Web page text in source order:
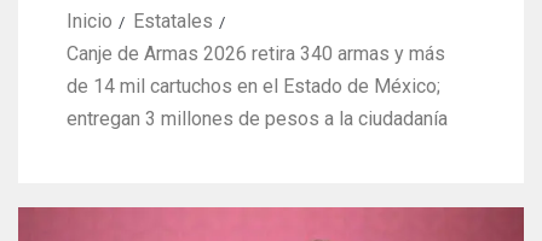
Inicio
Estatales
Canje de Armas 2026 retira 340 armas y más
de 14 mil cartuchos en el Estado de México;
entregan 3 millones de pesos a la ciudadanía